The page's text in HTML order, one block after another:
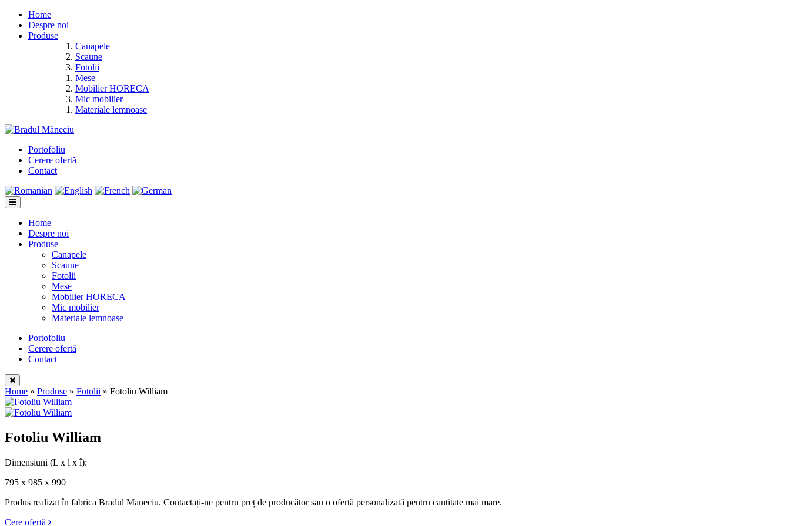
Home
Despre noi
Produse
Canapele
Scaune
Fotolii
Mese
Mobilier HORECA
Mic mobilier
Materiale lemnoase
Portofoliu
Cerere ofertă
Contact
Home
Despre noi
Produse
Canapele
Scaune
Fotolii
Mese
Mobilier HORECA
Mic mobilier
Materiale lemnoase
Portofoliu
Cerere ofertă
Contact
Home » Produse » Fotolii » Fotoliu William
Fotoliu William
Dimensiuni (L x l x î):
795 x 985 x 990
Produs realizat în fabrica Bradul Maneciu. Contactați-ne pentru preț de producător sau o ofertă personalizată pentru cantitate mai mare.
Cere ofertă